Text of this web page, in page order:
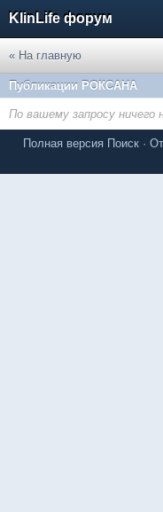
KlinLife форум
« На главную
Публикации РОКСАНА
По вашему запросу ничего
Полная версия Поиск ·